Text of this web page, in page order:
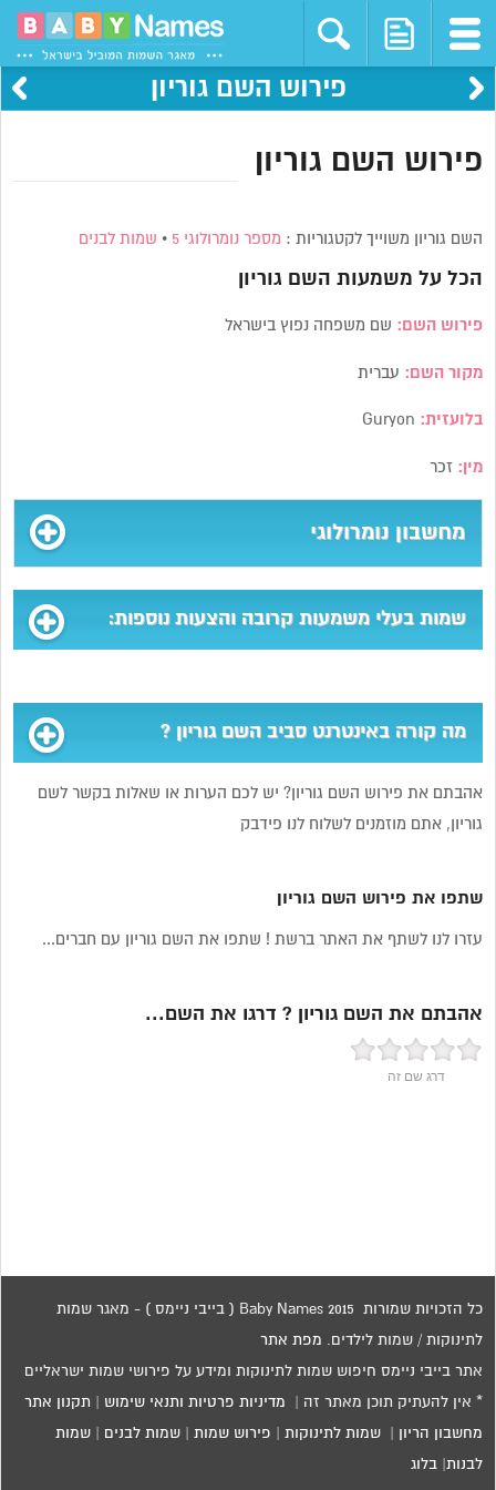
פירוש השם גוריון
פירוש השם גוריון
השם גוריון משוייך לקטגוריות : מספר נומרולוגי 5 • שמות לבנים
הכל על משמעות השם גוריון
פירוש השם: שם משפחה נפוץ בישראל
מקור השם: עברית
בלועזית:
מין: זכר
מחשבון נומרולוגי
שמות בעלי משמעות קרובה והצעות נוספות:
מה קורה באינטרנט סביב השם גוריון ?
אהבתם את פירוש השם גוריון? יש לכם הערות או שאלות בקשר לשם
גוריון, אתם מוזמנים לשלוח לנו פידבק
שתפו את פירוש השם גוריון
עזרו לנו לשתף את האתר ברשת ! שתפו את השם גוריון עם חברים...
אהבתם את השם גוריון ? דרגו את השם...
דרג שם זה
כל הזכויות שמורות 2015 Baby Names ( בייבי ניימס ) - מאגר שמות
לתינוקות / שמות לילדים. מפת אתר
אתר בייבי ניימס חיפוש שמות לתינוקות ומידע על פירושי שמות ישראליים
* אין להעתיק תוכן מאתר זה | מדיניות פרטיות ותנאי שימוש תקנון אתר
מחשבון הריון |שמות לתינוקות פירוש שמות |שמות לבנים |שמות
לבנות בלוג